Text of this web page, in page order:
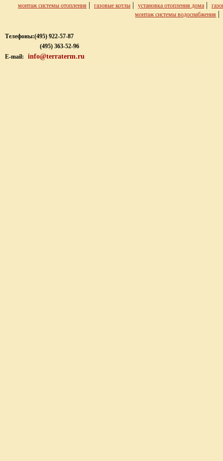
монтаж системы отопления | газовые котлы | установка отопления дома |
монтаж системы водоснабжения
Телефоны:(495) 922-57-87
(495) 363-52-96
E-mail:
info@terraterm.ru